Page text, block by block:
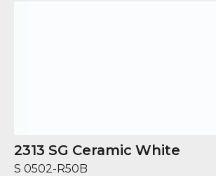
2313 SG Ceramic White
S 0502-R50B